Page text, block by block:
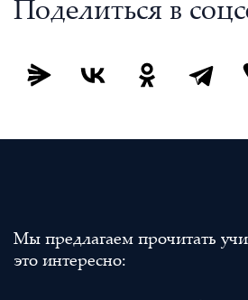
Поделиться в
Мы предлагаем прочитать
это интересно: